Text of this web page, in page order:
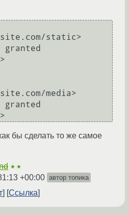
static>
media>
бы сделать то же самое
★★
+00:00 автор топика
Ссылка